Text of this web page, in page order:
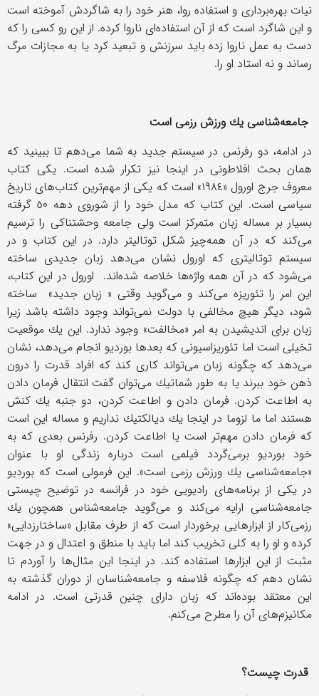
نیات بهره‌برداری و استفاده روا، هنر خود را به شاگردش آموخته است
و این شاگرد است كه از آن استفاده‌ای ناروا كرده. از این رو كسی را كه
دست به عمل ناروا زده باید سرزنش و تبعید كرد یا به مجازات مرگ
رساند و نه استاد او را.
جامعه‌شناسی یك ورزش رزمی است
در ادامه، دو رفرنس در سیستم جدید به شما می‌دهم تا ببینید كه
همان بحث افلاطونی در اینجا نیز تكرار شده است. یكی كتاب
معروف جرج اورول «١٩٨٤» است كه یكی از مهم‌ترین كتاب‌های تاریخ
سیاسی است. این كتاب كه مدل خود را از شوروی دهه ٥٠ گرفته
بسیار بر مساله زبان متمركز است ولی جامعه وحشتناكی را ترسیم
می‌كند كه در آن همه‌چیز شكل توتالیتر دارد. در این كتاب و در
سیستم توتالیتری كه اورول نشان می‌دهد زبان جدیدی ساخته
می‌شود كه در آن همه واژه‌ها خلاصه شده‌اند. اورول در این كتاب،
این امر را تئوریزه می‌كند و می‌گوید وقتی « زبان جدید» ساخته
شود، دیگر هیچ مخالفی با دولت نمی‌تواند وجود داشته باشد زیرا
زبان برای اندیشیدن به امر «مخالفت» وجود ندارد. این یك موقعیت
تخیلی است اما تئوریزاسیونی كه بعدها بوردیو انجام می‌دهد، نشان
می‌دهد كه چگونه زبان می‌تواند كاری كند كه افراد قدرت را درون
ذهن خود ببرند یا به‌ طور شماتیك می‌توان گفت انتقال فرمان دادن
به اطاعت كردن. فرمان دادن و اطاعت كردن، دو جنبه یك كنش
هستند اما ما لزوما در اینجا یك دیالكتیك نداریم و مساله این است
كه فرمان دادن مهم‌تر است یا اطاعت كردن. رفرنس بعدی كه به
خود بوردیو برمی‌گردد فیلمی است درباره زندگی او با عنوان
«جامعه‌شناسی یك ورزش رزمی است». این فرمولی است كه بوردیو
در یكی از برنامه‌های رادیویی خود در فرانسه در توضیح چیستی
جامعه‌شناسی ارایه می‌كند و می‌گوید جامعه‌شناس همچون یك
رزمی‌كار از ابزارهایی برخوردار است كه از طرف مقابل «ساختارزدایی»
كرده و او را به كلی تخریب كند اما باید با منطق و اعتدال و در جهت
مثبت از این ابزارها استفاده كند. در اینجا این مثال‌ها را آوردم تا
نشان دهم كه چگونه فلاسفه و جامعه‌شناسان از دوران گذشته به
این معتقد بوده‌اند كه زبان دارای چنین قدرتی است. در ادامه
مكانیزم‌های آن را مطرح می‌كنم.
قدرت چیست؟